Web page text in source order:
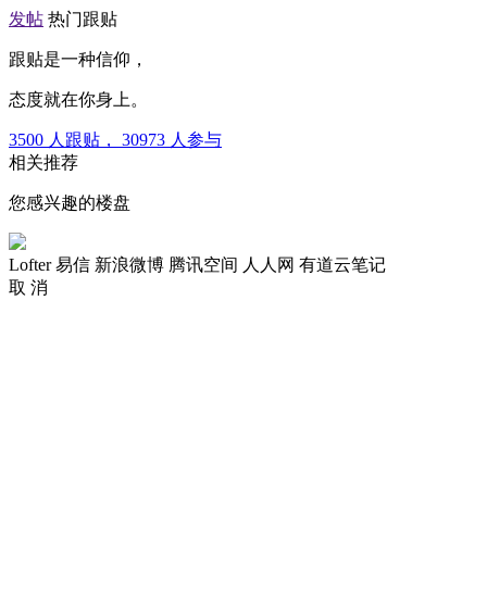
发帖 热门跟贴
跟贴是一种信仰，
态度就在你身上。
3500 人跟贴， 30973 人参与
相关推荐
您感兴趣的楼盘
Lofter 易信 新浪微博 腾讯空间 人人网 有道云笔记
取 消